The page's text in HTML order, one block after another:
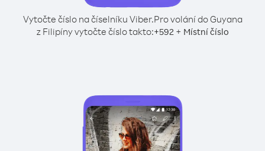
Vytočte číslo na číselníku Viber.Pro volání do Guyana
z Filipíny vytočte číslo takto:+592+ Místní číslo